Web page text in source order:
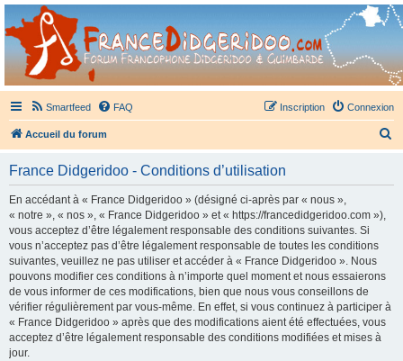
France Didgeridoo
Didgeridoo et Guimbarde sur France Didgeridoo - retrouvez la communauté.
Smartfeed FAQ Connexion
Inscription
Accueil du forum
France Didgeridoo - Conditions d’utilisation
En accédant à « France Didgeridoo » (désigné ci-après par « nous »,
« notre », « nos », « France Didgeridoo » et « https://francedidgeridoo.com »),
vous acceptez d’être légalement responsable des conditions suivantes. Si
vous n’acceptez pas d’être légalement responsable de toutes les conditions
suivantes, veuillez ne pas utiliser et accéder à « France Didgeridoo ». Nous
pouvons modifier ces conditions à n’importe quel moment et nous essaierons
de vous informer de ces modifications, bien que nous vous conseillons de
vérifier régulièrement par vous-même. En effet, si vous continuez à participer à
« France Didgeridoo » après que des modifications aient été effectuées, vous
acceptez d’être légalement responsable des conditions modifiées et mises à
jour.